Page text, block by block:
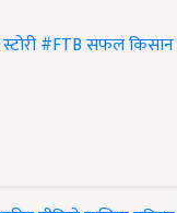
#FTBसफल किसान